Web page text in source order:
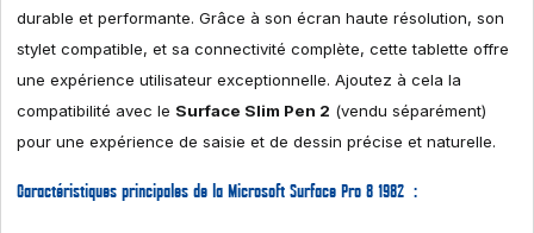
durable et performante. Grâce à son écran haute résolution, son
stylet compatible, et sa connectivité complète, cette tablette offre
une expérience utilisateur exceptionnelle. Ajoutez à cela la
compatibilité avec le Surface Slim Pen 2 (vendu séparément)
pour une expérience de saisie et de dessin précise et naturelle.
Caractéristiques principales de la Microsoft Surface Pro 8 1982 :